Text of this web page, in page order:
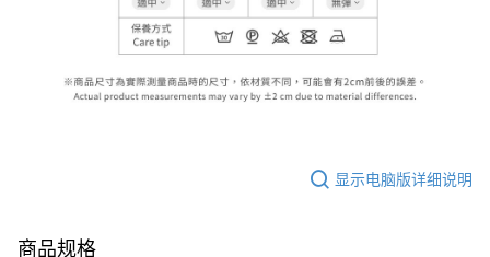
显示电脑版详细说明
商品规格